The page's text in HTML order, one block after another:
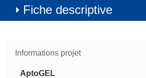
Fiche descriptive
Informations projet
AptoGEL